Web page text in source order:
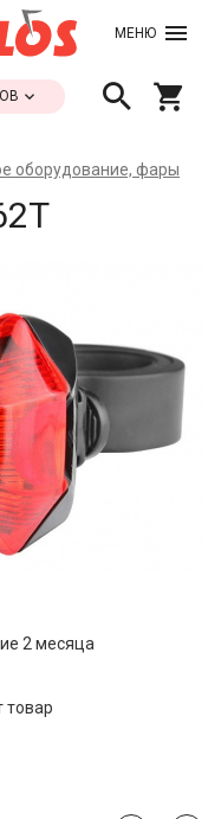
МЕНЮ
оборудование, фары
2 месяца
товар